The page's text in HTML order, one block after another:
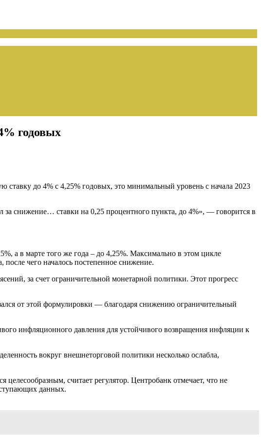
годовых
ставку до 4% с 4,25% годовых, это минимальный уровень с начала 2023
снижение… ставки на 0,25 процентного пункта, до 4%», — говорится в
а в марте того же года – до 4,25%. Максимально в этом цикле
после чего началось постепенное снижение.
за счет ограничительной монетарной политики. Этот прогресс
от этой формулировки — благодаря снижению ограничительный
инфляционного давления для устойчивого возвращения инфляции к
вокруг внешнеторговой политики несколько ослабла,
считает регулятор. Центробанк отмечает, что не
данных.